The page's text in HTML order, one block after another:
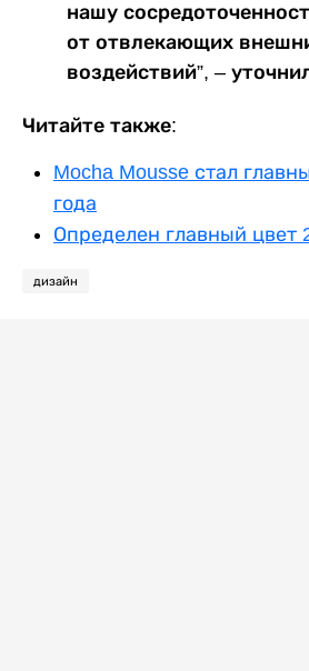
нашу
от отвлекающих
воздействий”, –
Читайте также:
Mocha Mousse стал
года
Определен главный цвет
дизайн